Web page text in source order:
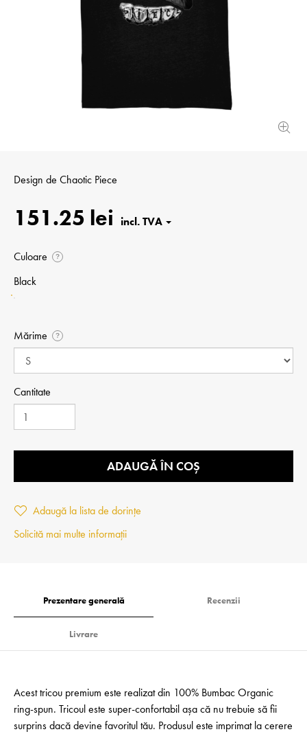
Design de Chaotic Piece
151.25 lei
Culoare ?
Black
Mărime ?
Cantitate
ADAUGĂ ÎN COȘ
Adaugă la lista de dorințe
Solicită mai multe informații
Prezentare generală Recenzii
Livrare
Acest tricou premium este realizat din 100% Bumbac Organic
ring-spun. Tricoul este super-confortabil așa că nu trebuie să fii
surprins dacă devine favoritul tău. Produsul este imprimat la cerere